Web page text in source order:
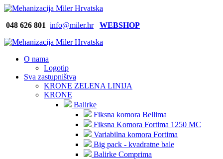
048 626 801 info@miler.hr WEBSHOP
O nama
Logotip
Sva zastupništva
KRONE ZELENA LINIJA
KRONE
Balirke
Fiksna komora Bellima
Fiksna Komora Fortima 1250 MC
Variabilna komora Fortima
Big pack - kvadratne bale
Balirke Comprima